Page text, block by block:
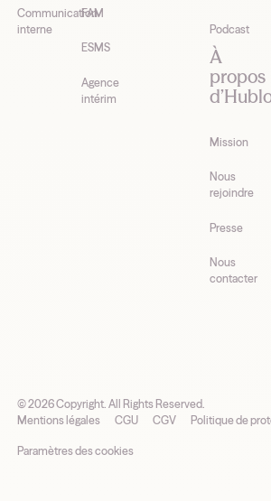
Communication
interne
FAM
ESMS
Agence
intérim
Podcast
À
propos
Mission
Nous
rejoindre
Presse
Nous
contacter
©2026Copyright. All Rights Reserved.
Mentions légales
CGU CGV Politique de
Paramètres des cookies